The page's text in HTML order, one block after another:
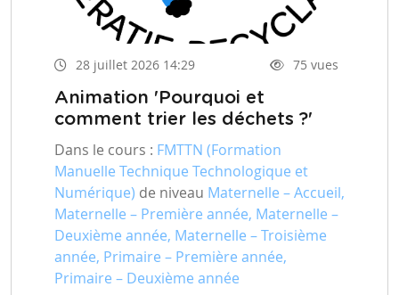
28 juillet 2026 14:29 75 vues
Animation 'Pourquoi et
comment trier les déchets ?'
Dans le cours : FMTTN (Formation
Manuelle Technique Technologique et
Numérique) de niveau Maternelle – Accueil,
Maternelle – Première année, Maternelle –
Deuxième année, Maternelle – Troisième
année, Primaire – Première année,
Primaire – Deuxième année